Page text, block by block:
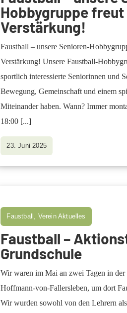
Hobbygruppe
Verstärkung!
Faustball – unsere Senioren-
Verstärkung! Unsere Faustball-
sportlich interessierte Seniorinnen und
Bewegung, Gemeinschaft und einem
Miteinander haben. Wann? Immer
18:00 [...]
23. Juni 2025
Faustball, Verein Aktuelles
Faustball –
Grundschule
Wir waren im Mai an zwei Tagen in der
Hoffmann-von-Fallersleben, um dort
Wir wurden sowohl von den Lehrern